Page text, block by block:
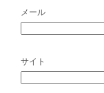
メール
サイト